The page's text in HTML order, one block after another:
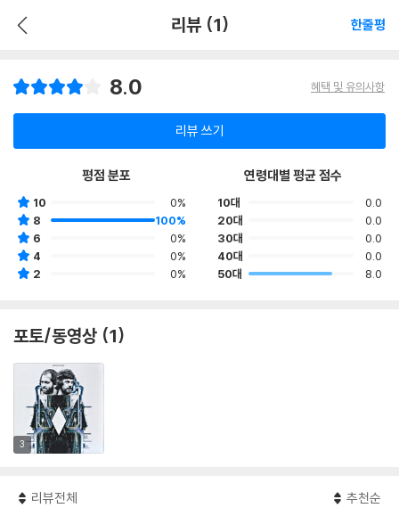
리뷰 (1) 한줄평
8.0 혜택 및 유의사항
리뷰 쓰기
평점 분포
10
0%
8
100%
6
0%
4
0%
2
0%
연령대별 평균 점수
10대
0.0
20대
0.0
30대
0.0
40대
0.0
50대
8.0
포토/동영상 (1)
3
리뷰전체 추천순